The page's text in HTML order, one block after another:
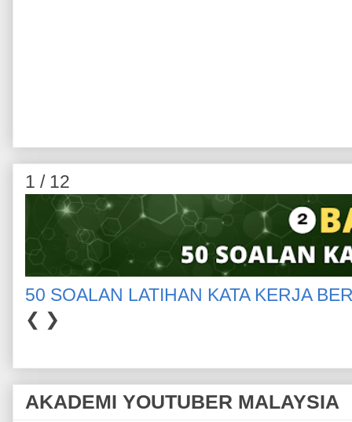
1 / 12
50 SOALAN LATIHAN KATA KERJA
❮ ❯
AKADEMI YOUTUBER MALAYSIA